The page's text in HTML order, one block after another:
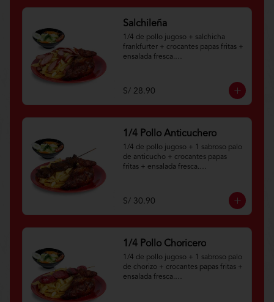
Salchileña
1/4 de pollo jugoso + salchicha
frankfurter + crocantes papas fritas +
ensalada fresca.
condiciones.https://www.lenaycarbo
n.com/TYCGenerales
S/ 28.90
1/4 Pollo Anticuchero
1/4 de pollo jugoso + 1 sabroso palo
de anticucho + crocantes papas
fritas + ensalada fresca.
condiciones.https://www.lenaycarbo
n.com/TYCGenerales
S/ 30.90
1/4 Pollo Choricero
1/4 de pollo jugoso + 1 sabroso palo
de chorizo + crocantes papas fritas +
ensalada fresca.